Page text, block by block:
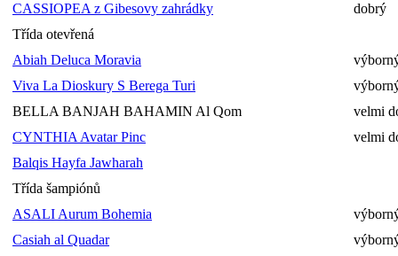
CASSIOPEA z Gibesovy zahrádky
dobrý
Třída otevřená
Abiah Deluca Moravia
Viva La Dioskury S Berega Turi
BELLA BANJAH BAHAMIN Al Qom
velmi
CYNTHIA Avatar Pinc
velmi
Balqis Hayfa Jawharah
Třída šampiónů
ASALI Aurum Bohemia
Casiah al Quadar